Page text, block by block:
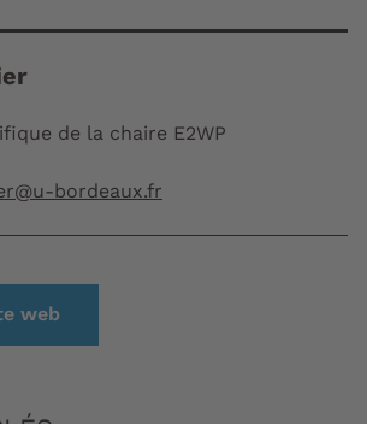
de la chaire E2WP
bordeaux.fr
web